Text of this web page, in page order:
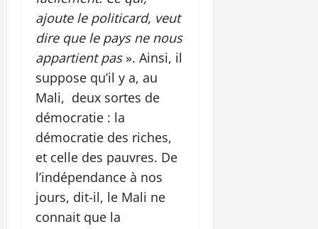
ajoute le politicard, veut
dire que le pays ne nous
appartient pas ». Ainsi, il
suppose qu’il y a, au
Mali, deux sortes de
démocratie : la
démocratie des riches,
et celle des pauvres. De
l’indépendance à nos
jours, dit-il, le Mali ne
connait que la